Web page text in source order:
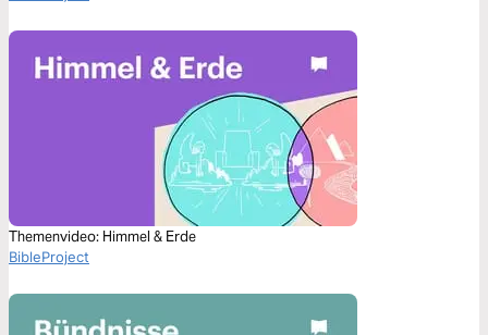
Themenvideo: Himmel & Erde
BibleProject